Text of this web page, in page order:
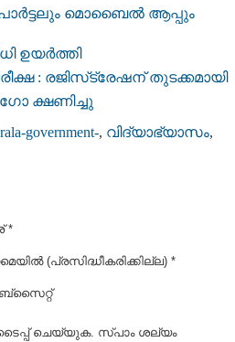
മൊബൈൽ ആപ്പും
ഉയർത്തി
: രജിസ്‌ട്രേഷന് തുടക്കമായി
ക്ഷണിച്ചു
government-, വിദ്യാഭ്യാസം,
*
(പ്രസിദ്ധീകരിക്കില്ല) *
ടൈപ്പ്‌ ചെയ്യുക. സ്പാം ശല്യം